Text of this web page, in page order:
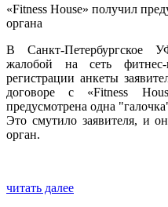
«Fitness House» получил
органа
В Санкт-Петербургское
жалобой на сеть
регистрации анкеты
договоре с «Fitness
предусмотрена одна
Это смутило заявителя, и
орган.
читать далее